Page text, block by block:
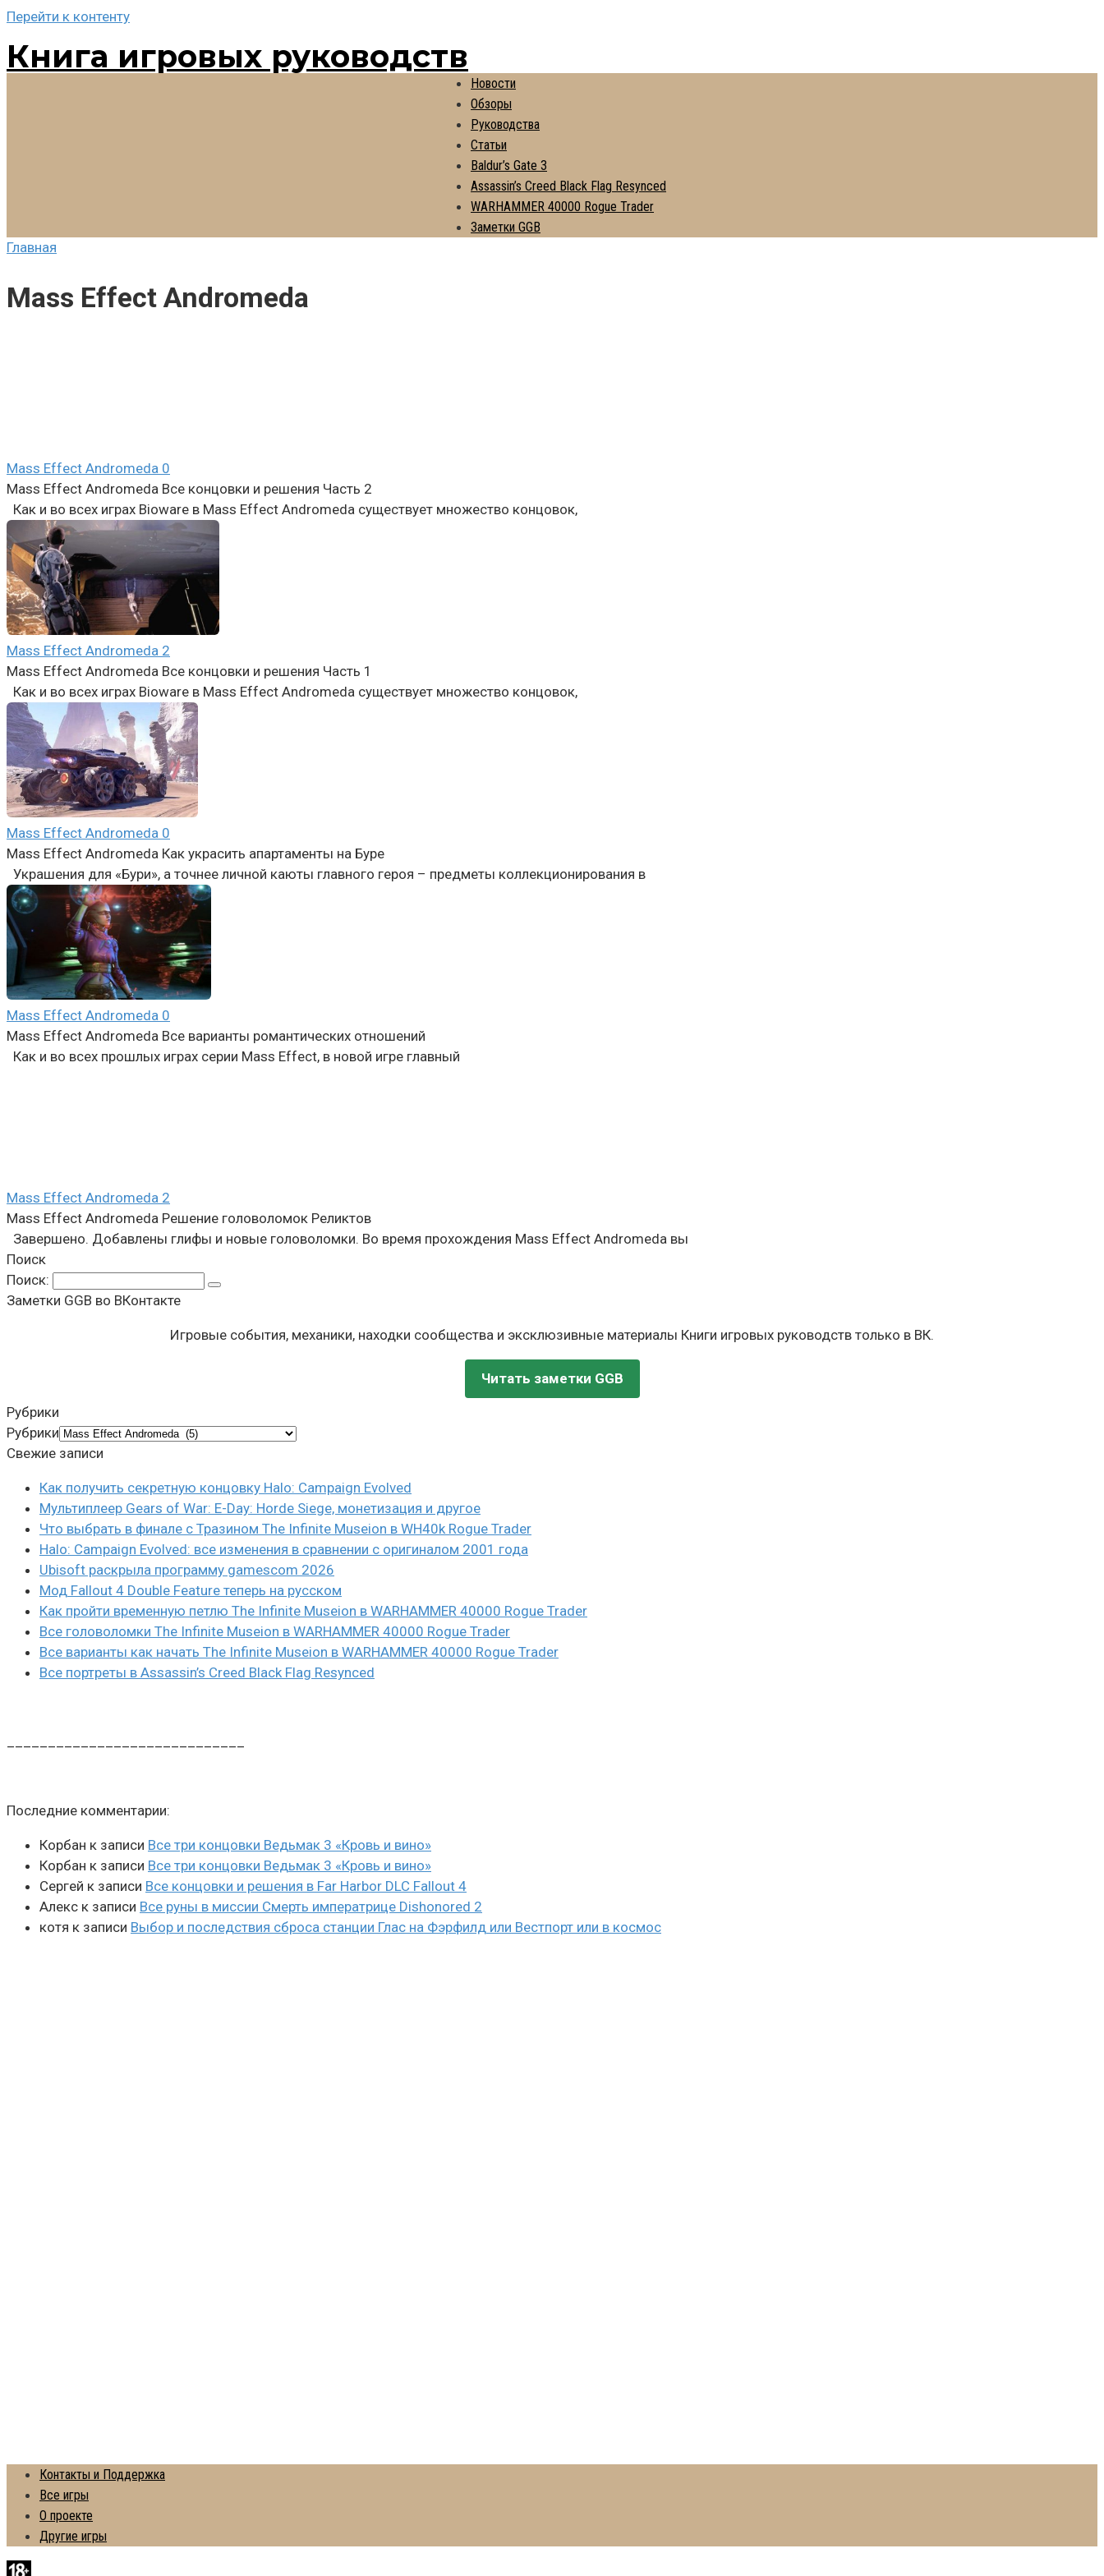
Перейти к контенту
Книга игровых руководств
Новости
Обзоры
Руководства
Статьи
Baldur’s Gate 3
Assassin’s Creed Black Flag Resynced
WARHAMMER 40000 Rogue Trader
Заметки GGB
Главная
Mass Effect Andromeda
Mass Effect Andromeda 0
Mass Effect Andromeda Все концовки и решения Часть 2
Как и во всех играх Bioware в Mass Effect Andromeda существует множество концовок,
Mass Effect Andromeda 2
Mass Effect Andromeda Все концовки и решения Часть 1
Как и во всех играх Bioware в Mass Effect Andromeda существует множество концовок,
Mass Effect Andromeda 0
Mass Effect Andromeda Как украсить апартаменты на Буре
Украшения для «Бури», а точнее личной каюты главного героя – предметы коллекционирования в
Mass Effect Andromeda 0
Mass Effect Andromeda Все варианты романтических отношений
Как и во всех прошлых играх серии Mass Effect, в новой игре главный
Mass Effect Andromeda 2
Mass Effect Andromeda Решение головоломок Реликтов
Завершено. Добавлены глифы и новые головоломки. Во время прохождения Mass Effect Andromeda вы
Поиск
Поиск:
Заметки GGB во ВКонтакте
Игровые события, механики, находки сообщества и эксклюзивные материалы Книги игровых руководств только в ВК.
Читать заметки GGB
Рубрики
Рубрики
Свежие записи
Как получить секретную концовку Halo: Campaign Evolved
Мультиплеер Gears of War: E-Day: Horde Siege, монетизация и другое
Что выбрать в финале с Тразином The Infinite Museion в WH40k Rogue Trader
Halo: Campaign Evolved: все изменения в сравнении с оригиналом 2001 года
Ubisoft раскрыла программу gamescom 2026
Мод Fallout 4 Double Feature теперь на русском
Как пройти временную петлю The Infinite Museion в WARHAMMER 40000 Rogue Trader
Все головоломки The Infinite Museion в WARHAMMER 40000 Rogue Trader
Все варианты как начать The Infinite Museion в WARHAMMER 40000 Rogue Trader
Все портреты в Assassin’s Creed Black Flag Resynced
Последние комментарии:
Корбан к записи Все три концовки Ведьмак 3 «Кровь и вино»
Корбан к записи Все три концовки Ведьмак 3 «Кровь и вино»
Сергей к записи Все концовки и решения в Far Harbor DLC Fallout 4
Алекс к записи Все руны в миссии Смерть императрице Dishonored 2
котя к записи Выбор и последствия сброса станции Глас на Фэрфилд или Вестпорт или в космос
Контакты и Поддержка
Все игры
О проекте
Другие игры